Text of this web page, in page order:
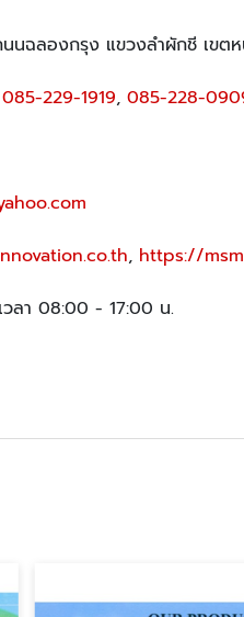
ฉลองกรุง แขวงลำผักชี เขต
085-229-1919, 085-228-
, https://
วลา 08:00 - 17:00 น.